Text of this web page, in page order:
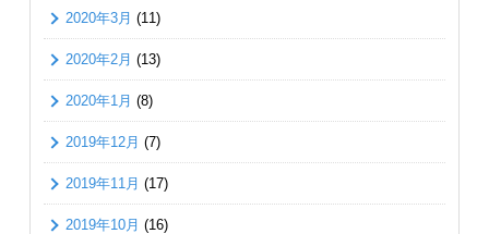
2020年3月 (11)
2020年2月 (13)
2020年1月 (8)
2019年12月 (7)
2019年11月 (17)
2019年10月 (16)